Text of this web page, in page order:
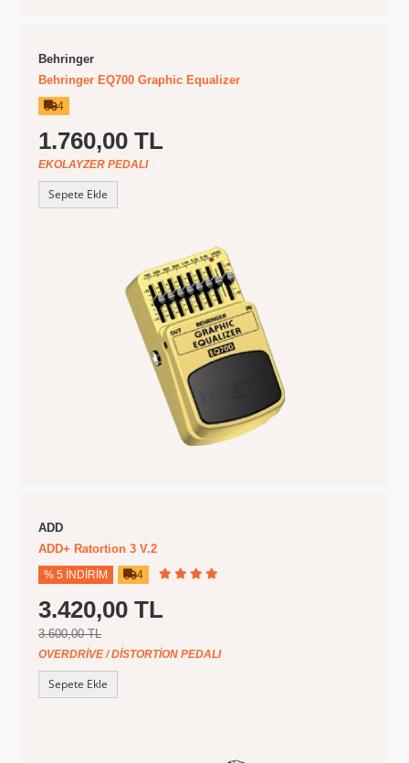
Behringer
Behringer EQ700 Graphic Equalizer
4
1.760,00 TL
EKOLAYZER PEDALI
Sepete Ekle
ADD
ADD+ Ratortion 3 V.2
% 5 İNDIRIM 4
3.420,00 TL
3.600,00 TL
OVERDRIVE / DISTORTION PEDALI
Sepete Ekle